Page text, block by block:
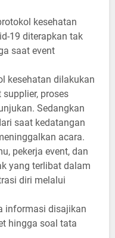
kesehatan
19 diterapkan tak
saat event
kesehatan dilakukan
proses
Sedangkan
saat kedatangan
acara.
pekerja event, dan
yang terlibat dalam
diri melalui
informasi disajikan
hingga soal tata